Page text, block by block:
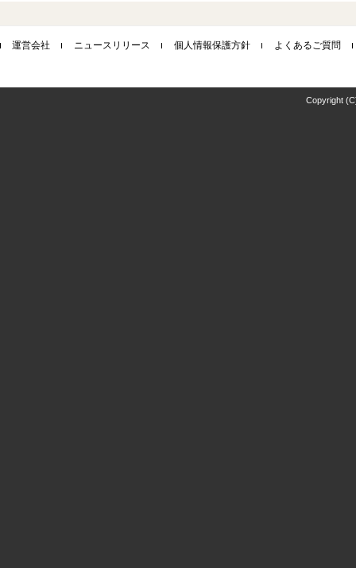
運営会社 ニュースリリース 個人情報保護方針 よくあるご質問
Copyright